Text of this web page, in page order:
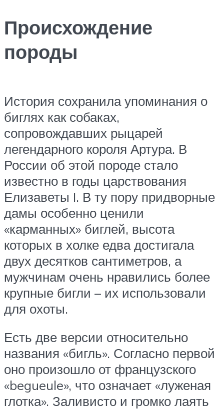
Происхождение
породы
История сохранила упоминания о
биглях как собаках,
сопровождавших рыцарей
легендарного короля Артура. В
России об этой породе стало
известно в годы царствования
Елизаветы I. В ту пору придворные
дамы особенно ценили
«карманных» биглей, высота
которых в холке едва достигала
двух десятков сантиметров, а
мужчинам очень нравились более
крупные бигли – их использовали
для охоты.
Есть две версии относительно
названия «бигль». Согласно первой
оно произошло от французского
«begueule», что означает «луженая
глотка». Заливисто и громко лаять